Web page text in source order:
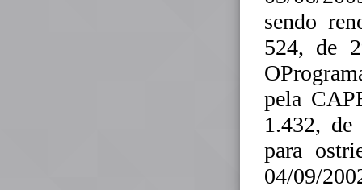
sendo
524, de
pela
1.432,
para
04/09/